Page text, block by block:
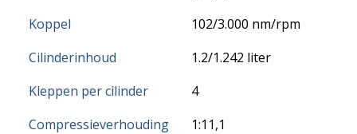
Koppel
102/3.000 nm/rpm
Cilinderinhoud
1.2/1.242 liter
Kleppen per cilinder
4
Compressieverhouding
1:11,1